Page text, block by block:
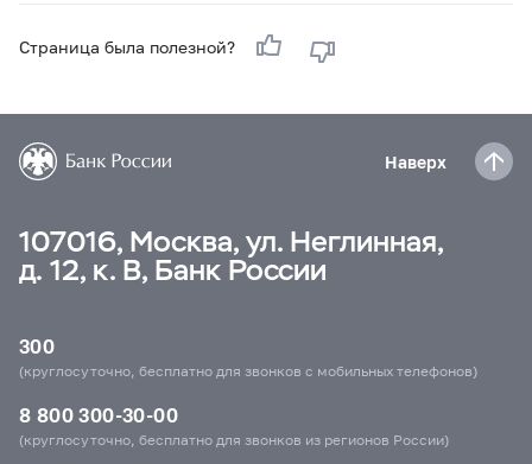
Страница была полезной?
Наверх
107016, Москва, ул. Неглинная,
д. 12, к. В, Банк России
300
(круглосуточно, бесплатно для звонков с мобильных телефонов)
8 800 300-30-00
(круглосуточно, бесплатно для звонков из регионов России)